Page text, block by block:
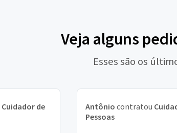
Veja alguns
Esses são os
Cuidador de
Antônio contratou
Pessoas